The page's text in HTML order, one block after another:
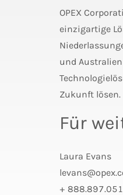
OPEX
einzigartige
und
Zukunft lösen.
Für
Laura Evans
+